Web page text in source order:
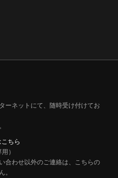
ーネットにて、随時受け付けてお
ちら
）
合わせ以外のご連絡は、こちらの